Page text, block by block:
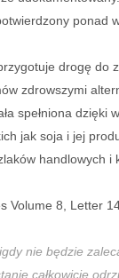
ponad
drogę do
zdrowszymi
spełniona dzięki
jak soja i jej
handlowych i
Volume 8, Letter
nie będzie
całkowicie